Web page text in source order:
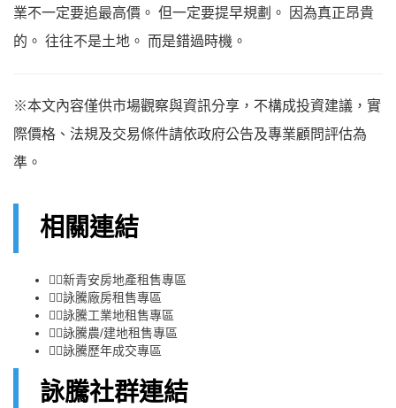
業不一定要追最高價。 但一定要提早規劃。 因為真正昂貴
的。 往往不是土地。 而是錯過時機。
※本文內容僅供市場觀察與資訊分享，不構成投資建議，實
際價格、法規及交易條件請依政府公告及專業顧問評估為
準。
相關連結
👉🏻新青安房地產租售專區
👉🏻詠騰廠房租售專區
👉🏻詠騰工業地租售專區
👉🏻詠騰農/建地租售專區
👉🏻詠騰歷年成交專區
詠騰社群連結